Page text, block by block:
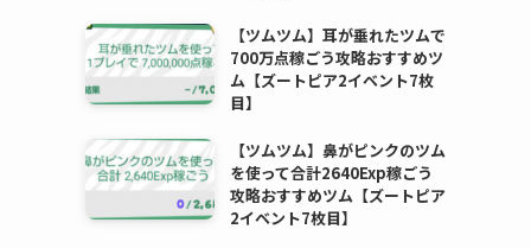
【ツムツム】耳が垂れたツムで
700万点稼ごう攻略おすすめツ
ム【ズートピア2イベント7枚
目】
【ツムツム】鼻がピンクのツム
を使って合計2640Exp稼ごう
攻略おすすめツム【ズートピア
2イベント7枚目】